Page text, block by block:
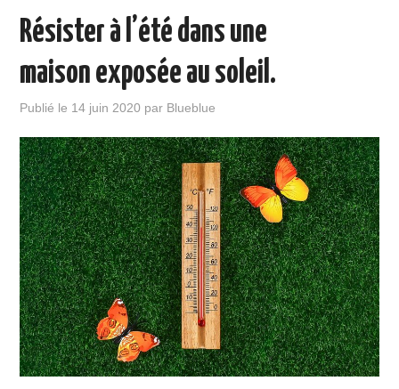
EQUIPEMENTS
IMMO
JARDIN
TRAVAUX
DÉMÉNAGEMENT
Résister à l’été dans une
maison exposée au soleil.
Publié le 14 juin 2020 par Blueblue